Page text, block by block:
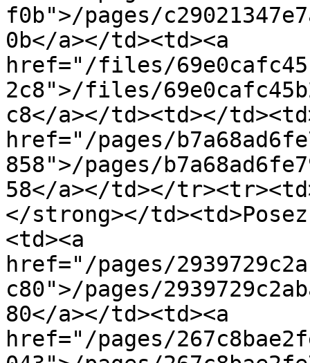
f0b">/pages/
0b</a></td><td><a
href="/files/
2c8">/files/
c8</a></td><td></
href="/pages/
858">/pages/
58</a></td></
</strong></
<td><a
href="/pages/
c80">/pages/
80</a></td><td><a
href="/pages/